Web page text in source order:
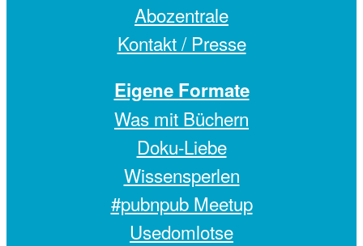
Abozentrale
Kontakt / Presse
Eigene Formate
Was mit Büchern
Doku-Liebe
Wissensperlen
#pubnpub Meetup
Usedomlotse